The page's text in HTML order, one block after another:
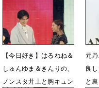
【今日好き】はるねね＆
しゅんゆま＆きんりの、
ノンスタ井上と胸キュン
元
良
と